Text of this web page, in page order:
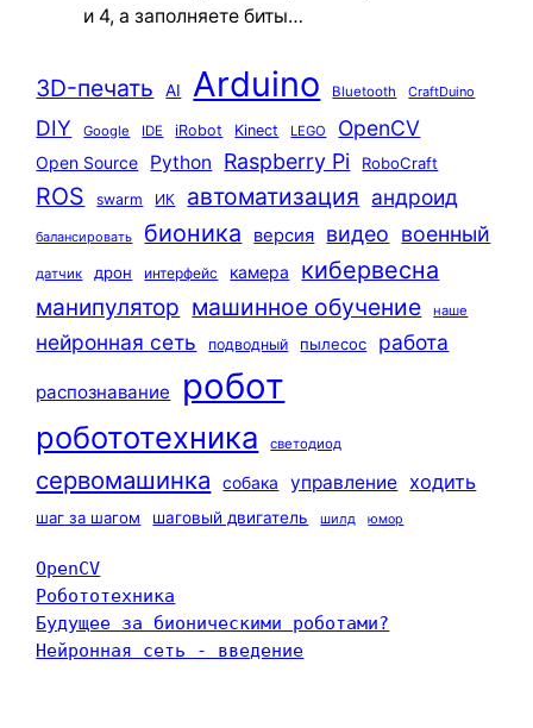
и 4, а заполняете биты…
3D-печать AI Arduino Bluetooth CraftDuino
DIY Google IDE iRobot Kinect LEGO OpenCV
Open Source Python Raspberry Pi RoboCraft
ROS swarm ИК автоматизация андроид
балансировать бионика версия видео военный
датчик дрон интерфейс камера кибервесна
манипулятор машинное обучение наше
нейронная сеть подводный пылесос работа
распознавание робот
робототехника светодиод
сервомашинка собака управление ходить
шаг за шагом шаговый двигатель шилд юмор
OpenCV
Робототехника
Будущее за бионическими роботами?
Нейронная сеть - введение